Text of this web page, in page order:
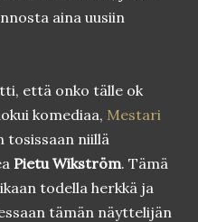
aina uusiin
että onko tälle ok
komediaa, Mestari
niillä
Pietu Wikström. Tämä
todella herkkä ja
tämän näyttelijän